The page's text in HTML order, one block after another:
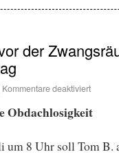
der
Kommentare deaktiviert
Obdachlosigkeit
um 8 Uhr soll Tom B.